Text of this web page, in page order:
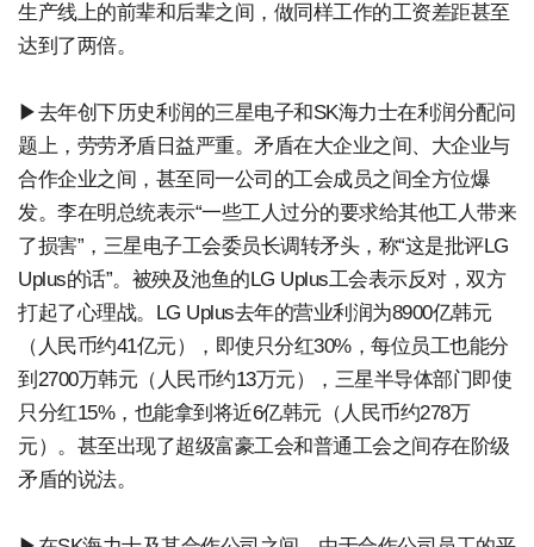
生产线上的前辈和后辈之间，做同样工作的工资差距甚至
达到了两倍。
▶去年创下历史利润的三星电子和SK海力士在利润分配问
题上，劳劳矛盾日益严重。矛盾在大企业之间、大企业与
合作企业之间，甚至同一公司的工会成员之间全方位爆
发。李在明总统表示“一些工人过分的要求给其他工人带来
了损害”，三星电子工会委员长调转矛头，称“这是批评LG
Uplus的话”。被殃及池鱼的LG Uplus工会表示反对，双方
打起了心理战。LG Uplus去年的营业利润为8900亿韩元
（人民币约41亿元），即使只分红30%，每位员工也能分
到2700万韩元（人民币约13万元），三星半导体部门即使
只分红15%，也能拿到将近6亿韩元（人民币约278万
元）。甚至出现了超级富豪工会和普通工会之间存在阶级
矛盾的说法。